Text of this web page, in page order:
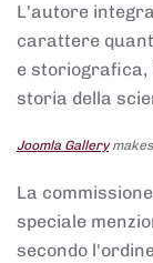
L'autore
carattere
e storiografica,
storia della
Joomla Gallery
La
speciale
secondo